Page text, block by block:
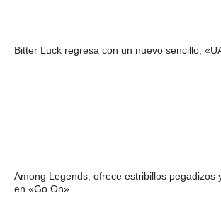
Bitter Luck regresa con un nuevo sencillo,
Among Legends, ofrece estribillos pegadizos
en «Go On»